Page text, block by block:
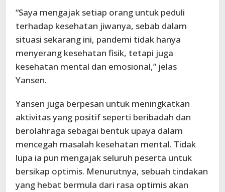
“Saya mengajak setiap orang untuk peduli
terhadap kesehatan jiwanya, sebab dalam
situasi sekarang ini, pandemi tidak hanya
menyerang kesehatan fisik, tetapi juga
kesehatan mental dan emosional,” jelas
Yansen.
Yansen juga berpesan untuk meningkatkan
aktivitas yang positif seperti beribadah dan
berolahraga sebagai bentuk upaya dalam
mencegah masalah kesehatan mental. Tidak
lupa ia pun mengajak seluruh peserta untuk
bersikap optimis. Menurutnya, sebuah tindakan
yang hebat bermula dari rasa optimis akan